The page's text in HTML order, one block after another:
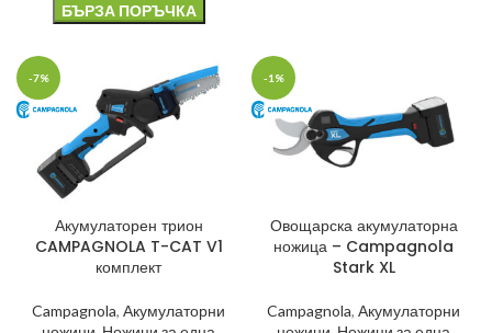
БЪРЗА ПОРЪЧКА
-7%
Акумулаторен трион
CAMPAGNOLA T-CAT V1
комплект
Campagnola, Акумулаторни
-1%
Овощарска акумулаторна
ножица – Campagnola
Stark XL
Campagnola, Акумулаторни